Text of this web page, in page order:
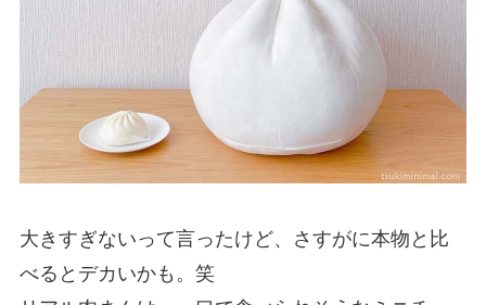
大きすぎないって言ったけど、さすがに本物と比
べるとデカいかも。笑